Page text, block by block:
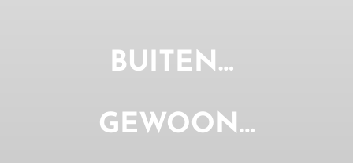
BUITEN…
GEWOON…